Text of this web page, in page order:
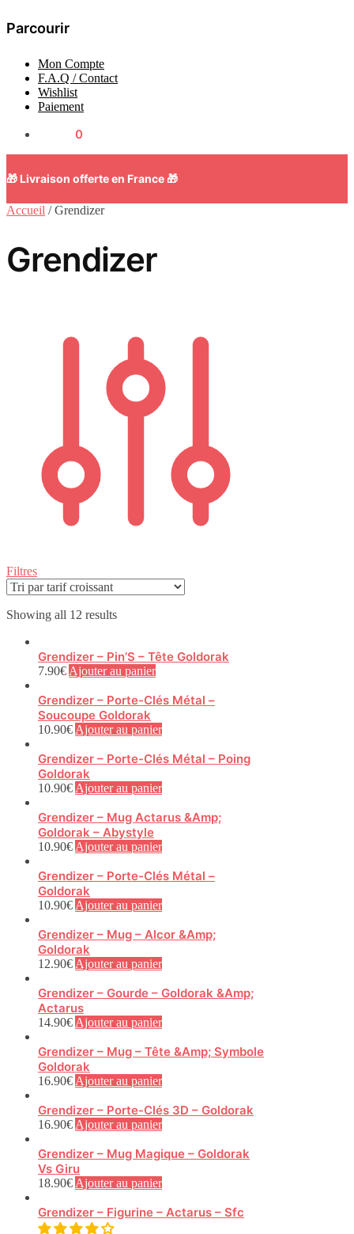
Parcourir
Mon Compte
F.A.Q / Contact
Wishlist
Paiement
0
🎁 Livraison offerte en France 🎁
Accueil /Grendizer
Grendizer
Filtres
Showing all 12 resultsSorted
low
to
Grendizer – Pin’S – Tête Goldorak
7.90€Ajouter au panier
Grendizer – Porte-Clés Métal –
Soucoupe Goldorak
10.90€Ajouter au panier
Grendizer – Porte-Clés Métal – Poing
Goldorak
10.90€Ajouter au panier
Grendizer – Mug Actarus &Amp;
Goldorak – Abystyle
10.90€Ajouter au panier
Grendizer – Porte-Clés Métal –
Goldorak
10.90€Ajouter au panier
Grendizer – Mug – Alcor &Amp;
Goldorak
12.90€Ajouter au panier
Grendizer – Gourde – Goldorak &Amp;
Actarus
14.90€Ajouter au panier
Grendizer – Mug – Tête &Amp; Symbole
Goldorak
16.90€Ajouter au panier
Grendizer – Porte-Clés 3D – Goldorak
16.90€Ajouter au panier
Grendizer – Mug Magique – Goldorak
Vs Giru
18.90€Ajouter au panier
Grendizer – Figurine – Actarus – Sfc